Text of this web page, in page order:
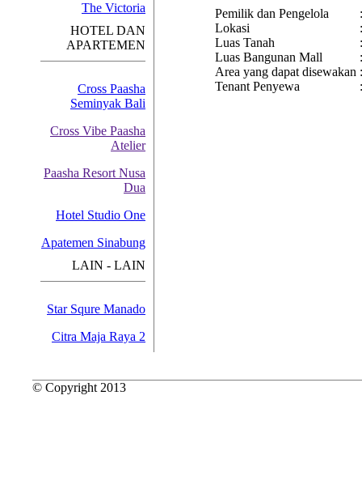
The Victoria
HOTEL DAN
APARTEMEN
Cross Paasha
Seminyak Bali
Cross Vibe Paasha
Atelier
Paasha Resort Nusa
Dua
Hotel Studio One
Apatemen Sinabung
LAIN - LAIN
Star Squre Manado
Citra Maja Raya 2
Pemilik dan Pengelola
Lokasi
Luas Tanah
Luas Bangunan Mall
Area yang dapat disewakan
Tenant Penyewa
© Copyright 2013